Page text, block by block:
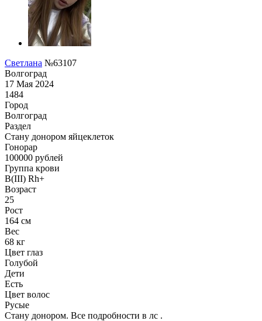
Светлана №63107
Волгоград
17 Мая 2024
1484
Город
Волгоград
Раздел
Стану донором яйцеклеток
Гонoрар
100000 рублей
Группа крови
B(III) Rh+
Возраст
25
Рост
164 см
Вес
68 кг
Цвет глаз
Голубой
Дети
Есть
Цвет волос
Русые
Стану донором. Все подробности в лс .